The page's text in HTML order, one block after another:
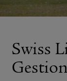
Swiss